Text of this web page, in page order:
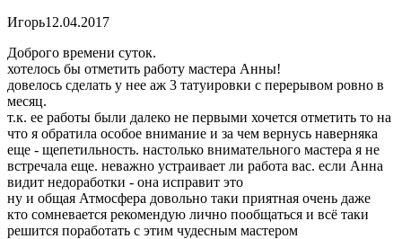
Игорь12.04.2017
Доброго времени суток.
хотелось бы отметить работу мастера Анны!
довелось сделать у нее аж 3 татуировки с перерывом ровно в
месяц.
т.к. ее работы были далеко не первыми хочется отметить то на
что я обратила особое внимание и за чем вернусь наверняка
еще - щепетильность. настолько внимательного мастера я не
встречала еще. неважно устраивает ли работа вас. если Анна
видит недоработки - она исправит это
ну и общая Атмосфера довольно таки приятная очень даже
кто сомневается рекомендую лично пообщаться и всё таки
решится поработать с этим чудесным мастером